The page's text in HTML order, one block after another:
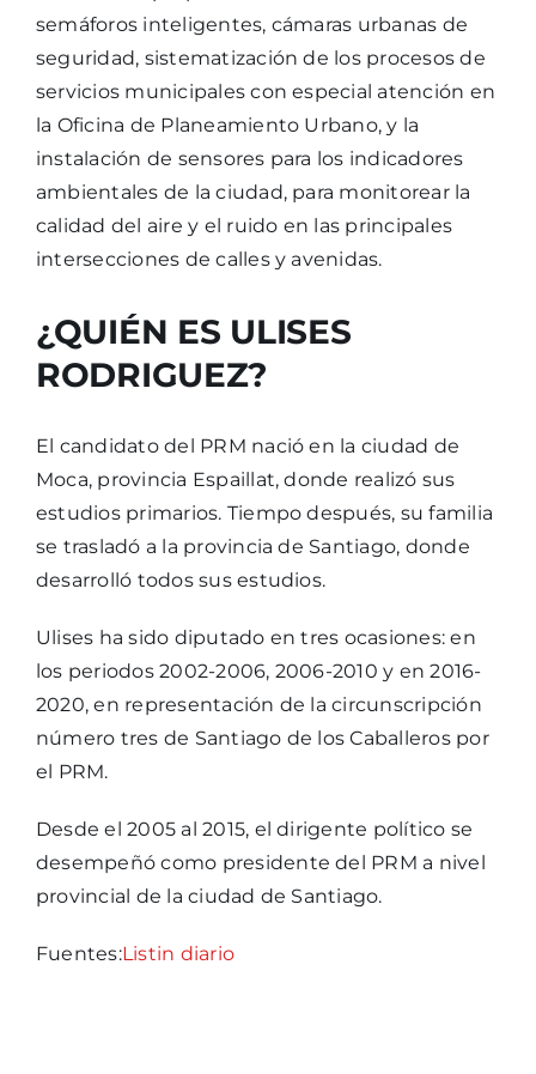
semáforos inteligentes, cámaras urbanas de
seguridad, sistematización de los procesos de
servicios municipales con especial atención en
la Oficina de Planeamiento Urbano, y la
instalación de sensores para los indicadores
ambientales de la ciudad, para monitorear la
calidad del aire y el ruido en las principales
intersecciones de calles y avenidas.
¿QUIÉN ES ULISES
RODRIGUEZ?
El candidato del PRM nació en la ciudad de
Moca, provincia Espaillat, donde realizó sus
estudios primarios. Tiempo después, su familia
se trasladó a la provincia de Santiago, donde
desarrolló todos sus estudios.
Ulises ha sido diputado en tres ocasiones: en
los periodos 2002-2006, 2006-2010 y en 2016-
2020, en representación de la circunscripción
número tres de Santiago de los Caballeros por
el PRM.
Desde el 2005 al 2015, el dirigente político se
desempeñó como presidente del PRM a nivel
provincial de la ciudad de Santiago.
Fuentes:Listin diario